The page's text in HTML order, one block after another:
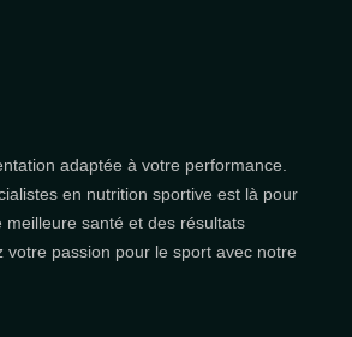
adaptée à votre performance.
en nutrition sportive est là pour
meilleure santé et des résultats
votre passion pour le sport avec notre